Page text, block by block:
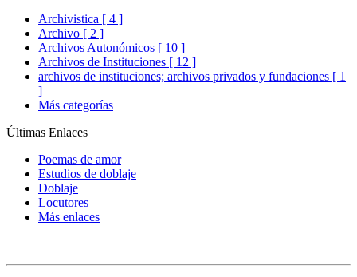
Archivistica [ 4 ]
Archivo [ 2 ]
Archivos Autonómicos [ 10 ]
Archivos de Instituciones [ 12 ]
archivos de instituciones; archivos privados y fundaciones [ 1
]
Más categorías
Últimas Enlaces
Poemas de amor
Estudios de doblaje
Doblaje
Locutores
Más enlaces